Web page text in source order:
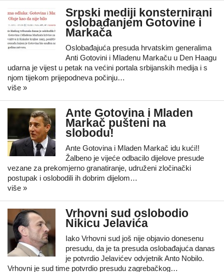
Srpski mediji konsternirani
oslobađanjem Gotovine i
Markača
Oslobađajuća presuda hrvatskim generalima
Anti Gotovini i Mladenu Markaču u Den Haagu
udarna je vijest u petak na većini portala srbijanskih medija i s
njom tijekom prijepodneva počinju…
više »
Ante Gotovina i Mladen
Markač pušteni na
slobodu!
Ante Gotovina i Mladen Markač idu kući!!
Žalbeno je vijeće odbacilo dijelove presude
vezane za prekomjerno granatiranje, udruženi zločinački
postupak i oslobodili ih dobrim dijelom…
više »
Vrhovni sud oslobodio
Nikicu Jelavića
Iako Vrhovni sud još nije objavio donesenu
presudu, da je ta presuda oslobađajuća danas
je potvrdio Jelavićev odvjetnik Anto Nobilo.
Vrhovni je sud time potvrdio presudu zagrebačkog…